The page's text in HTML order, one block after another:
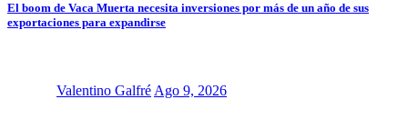
El boom de Vaca Muerta necesita inversiones por más de un año de sus
exportaciones para expandirse
Valentino Galfré Ago 9, 2026